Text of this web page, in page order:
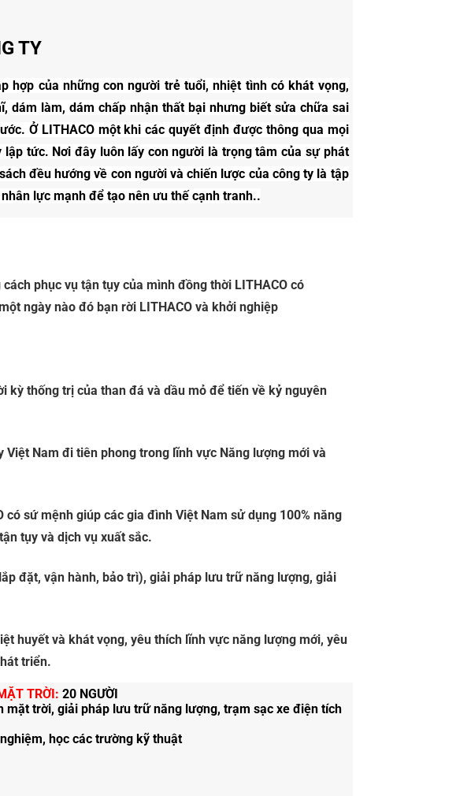
TY
hợp của những con người trẻ tuổi, nhiệt tình có khát vọng,
dám làm, dám chấp nhận thất bại nhưng biết sửa chữa sai
Ở LITHACO một khi các quyết định được thông qua mọi
lập tức. Nơi đây luôn lấy con người là trọng tâm của sự phát
đều hướng về con người và chiến lược của công ty là tập
lực mạnh để tạo nên ưu thế cạnh tranh..
phục vụ tận tụy của mình đồng thời LITHACO có
ngày nào đó bạn rời LITHACO và khởi nghiệp
kỳ thống trị của than đá và dầu mỏ để tiến về kỷ nguyên
Nam đi tiên phong trong lĩnh vực Năng lượng mới và
sứ mệnh giúp các gia đình Việt Nam sử dụng 100% năng
tụy và dịch vụ xuất sắc.
đặt, vận hành, bảo trì), giải pháp lưu trữ năng lượng, giải
huyết và khát vọng, yêu thích lĩnh vực năng lượng mới, yêu
triển.
TRỜI: 20 NGƯỜI
mặt trời, giải pháp lưu trữ năng lượng, trạm sạc xe điện tích
học các trường kỹ thuật